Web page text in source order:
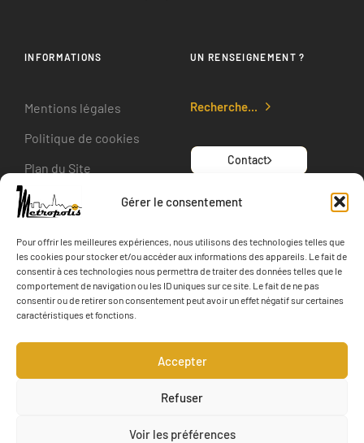
Gérer le consentement
Pour offrir les meilleures expériences, nous utilisons des technologies telles que
les cookies pour stocker et/ou accéder aux informations des appareils. Le fait de
consentir à ces technologies nous permettra de traiter des données telles que le
comportement de navigation ou les ID uniques sur ce site. Le fait de ne pas
consentir ou de retirer son consentement peut avoir un effet négatif sur certaines
caractéristiques et fonctions.
Accepter
Refuser
Voir les préférences
INFORMATIONS
Mentions légales
Politique de cookies
Plan du Site
UN RENSEIGNEMENT ?
Recherche...
Contact
Actualité
Metropolis Territoires 2026. Tous droits réservés - Concept &